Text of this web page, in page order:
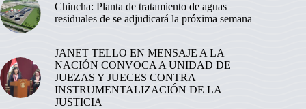
Chincha: Planta de tratamiento de aguas
residuales de se adjudicará la próxima semana
JANET TELLO EN MENSAJE A LA
NACIÓN CONVOCA A UNIDAD DE
JUEZAS Y JUECES CONTRA
INSTRUMENTALIZACIÓN DE LA
JUSTICIA